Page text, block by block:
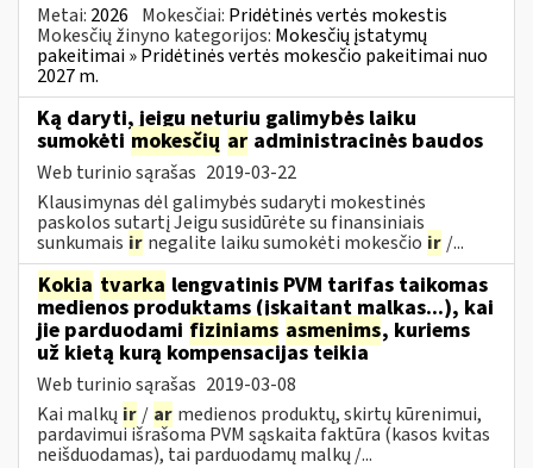
Metai: 2026 Mokesčiai: Pridėtinės vertės mokestis
Mokesčių žinyno kategorijos: Mokesčių įstatymų
pakeitimai » Pridėtinės vertės mokesčio pakeitimai nuo
2027 m.
Ką daryti, jeigu neturiu galimybės laiku
sumokėti mokesčių ar administracinės baudos
Web turinio sąrašas 2019-03-22
Klausimynas dėl galimybės sudaryti mokestinės
paskolos sutartį Jeigu susidūrėte su finansiniais
sunkumais ir negalite laiku sumokėti mokesčio ir /...
Kokia tvarka lengvatinis PVM tarifas taikomas
medienos produktams (įskaitant malkas...), kai
jie parduodami fiziniams asmenims, kuriems
už kietą kurą kompensacijas teikia
Web turinio sąrašas 2019-03-08
Kai malkų ir / ar medienos produktų, skirtų kūrenimui,
pardavimui išrašoma PVM sąskaita faktūra (kasos kvitas
neišduodamas), tai parduodamų malkų /...